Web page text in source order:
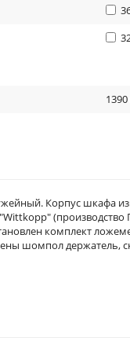
1390
Корпус шкафа
(производство
комплект
шомпол держатель,